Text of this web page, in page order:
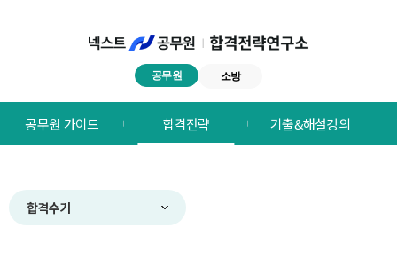
공무원 소방
합격전략연구소
메뉴
공무원 가이드 합격전략 기출&해설강의
합격수기